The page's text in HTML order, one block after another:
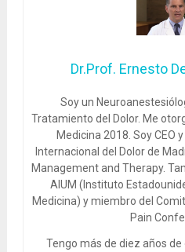
Dr.Prof. Ernesto
Soy un
Tratamiento del Dolor. Me
Medicina 2018. Soy CEO
Internacional del Dolor de
Management and Therapy.
AIUM (Instituto
Medicina) y miembro del
Pain
Tengo más de diez años